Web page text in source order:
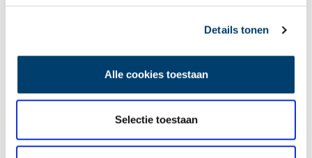
Details tonen
Alle cookies toestaan
Selectie toestaan
Ontvang de nieuwsbrief
Wilt u op de hoogte blijven van de mooiste verhalen en het
laatste erfgoednieuws? Schrijf u dan nu in voor onze